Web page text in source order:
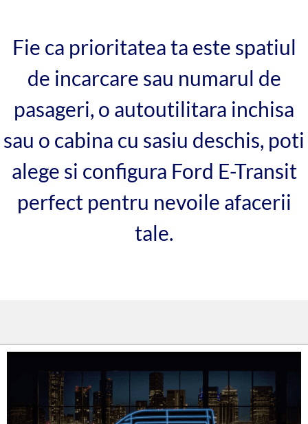
Fie ca prioritatea ta este spatiul
de incarcare sau numarul de
pasageri, o autoutilitara inchisa
sau o cabina cu sasiu deschis, poti
alege si configura Ford E-Transit
perfect pentru nevoile afacerii
tale.